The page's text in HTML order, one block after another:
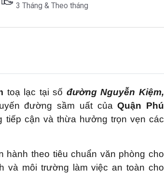
3 Tháng & Theo tháng
toạ lạc tại số đường Nguyễn Kiệm,
đường sầm uất củaQuận Phú
tiếp cận và thừa hưởng trọn vẹn các
hành theo tiêu chuẩn văn phòng cho
và môi trường làm việc an toàn cho